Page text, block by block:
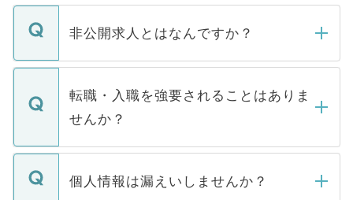
ご登録いただきましたら、弊社担当者がご
登録内容を確認し、その後メールもしくは
ます。通常、5営業日以内にはご連絡をせて
いただきますので、しばらくお待ちくださ
い。
非公開求人とはなんですか？
マイナビDOCTORで取り扱っている求人の
うち約3割は、Webサイトからご覧いただ
けない「非公開求人」です。非公開求人は
下記の理由によって、一般には公開してい
ません。
■応募殺到を避けるため 人気のある医療機
転職・入職を強要されることはありま
せんか？
転職・入職を強要することは一切ありませ
ん。また、仮に応募先から内定をいただい
個人情報は漏えいしませんか？